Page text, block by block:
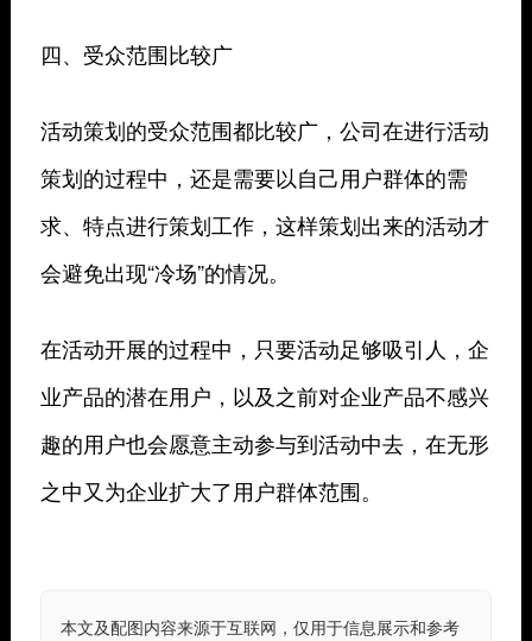
四、受众范围比较广
活动策划的受众范围都比较广，公司在进行活动
策划的过程中，还是需要以自己用户群体的需
求、特点进行策划工作，这样策划出来的活动才
会避免出现“冷场”的情况。
在活动开展的过程中，只要活动足够吸引人，企
业产品的潜在用户，以及之前对企业产品不感兴
趣的用户也会愿意主动参与到活动中去，在无形
之中又为企业扩大了用户群体范围。
本文及配图内容来源于互联网，仅用于信息展示和参考